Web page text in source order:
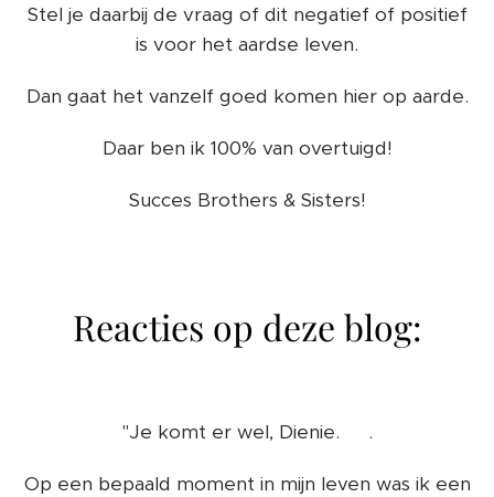
Stel je daarbij de vraag of dit negatief of positief
is voor het aardse leven.
Dan gaat het vanzelf goed komen hier op aarde.
Daar ben ik 100% van overtuigd!
Succes Brothers & Sisters!
Reacties op deze blog:
"Je komt er wel, Dienie. 💞.
Op een bepaald moment in mijn leven was ik een